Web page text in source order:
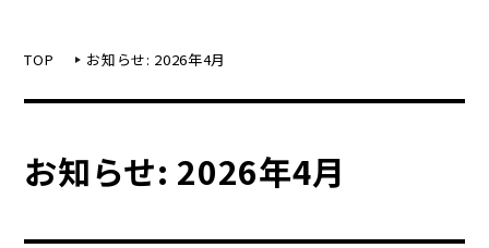
TOP お知らせ: 2026年4月
お知らせ: 2026年4月